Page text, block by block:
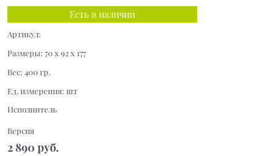
Есть в наличии
Артикул:
Размеры: 70 x 92 x 177
Вес: 400 гр.
Ед. измерения: шт
Исполнитель
Версия
2 890 руб.